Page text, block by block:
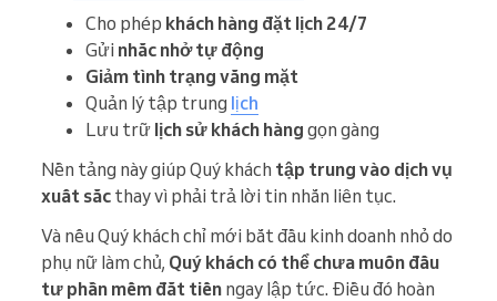
Cho phép khách hàng đặt lịch 24/7
Gửi nhắc nhở tự động
Giảm tình trạng vắng mặt
Quản lý tập trung lịch
Lưu trữ lịch sử khách hàng gọn gàng
Nền tảng này giúp Quý khách tập trung vào dịch vụ
xuất sắc thay vì phải trả lời tin nhắn liên tục.
Và nếu Quý khách chỉ mới bắt đầu kinh doanh nhỏ do
phụ nữ làm chủ, Quý khách có thể chưa muốn đầu
tư phần mềm đắt tiền ngay lập tức. Điều đó hoàn